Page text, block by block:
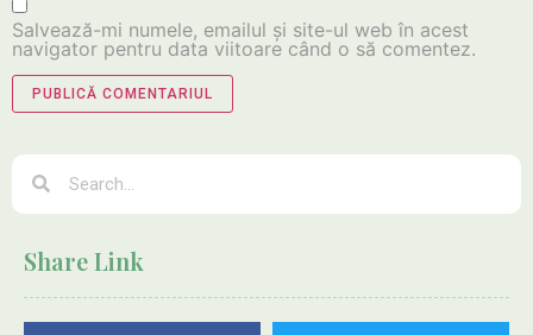
Salvează-mi numele, emailul și site-ul web în acest
navigator pentru data viitoare când o să comentez.
Share Link